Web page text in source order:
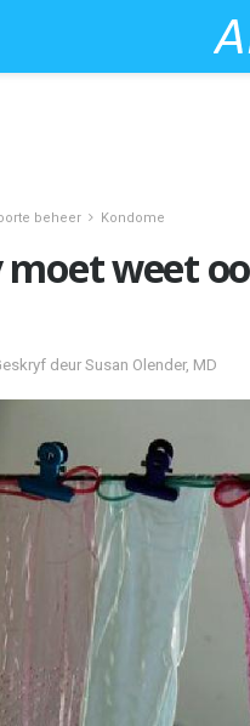
beheer Kondome
weet
deur Susan Olender, MD